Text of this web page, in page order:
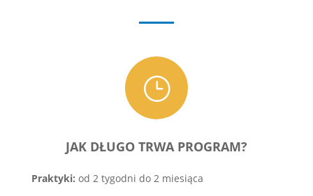
}
JAK DŁUGO TRWA PROGRAM?
Praktyki: od 2 tygodni do 2 miesiąca